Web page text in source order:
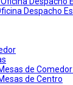
Despacho
de
de Centro